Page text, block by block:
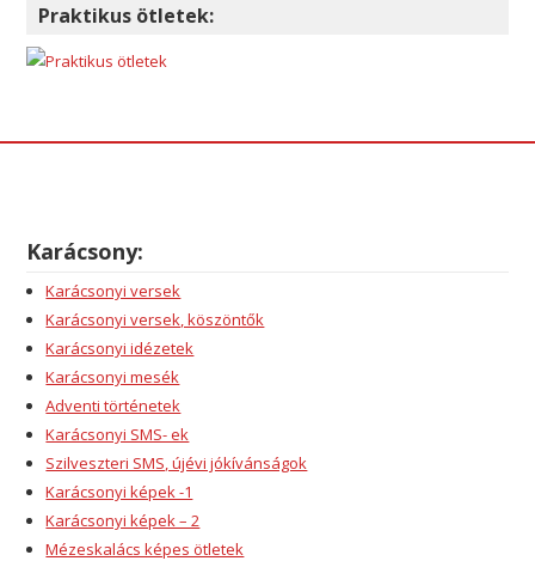
Praktikus ötletek:
Karácsony:
Karácsonyi versek
Karácsonyi versek, köszöntők
Karácsonyi idézetek
Karácsonyi mesék
Adventi történetek
Karácsonyi SMS- ek
Szilveszteri SMS, újévi jókívánságok
Karácsonyi képek -1
Karácsonyi képek – 2
Mézeskalács képes ötletek